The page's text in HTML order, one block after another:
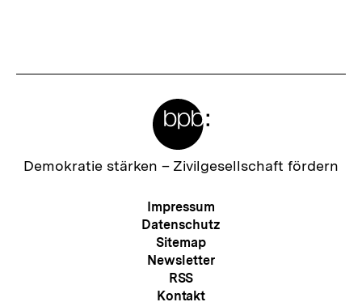
Zur
Demokratie stärken – Zivilgesellschaft fördern
Meta-
Navigation
Impressum
Datenschutz
Sitemap
Newsletter
RSS
Kontakt